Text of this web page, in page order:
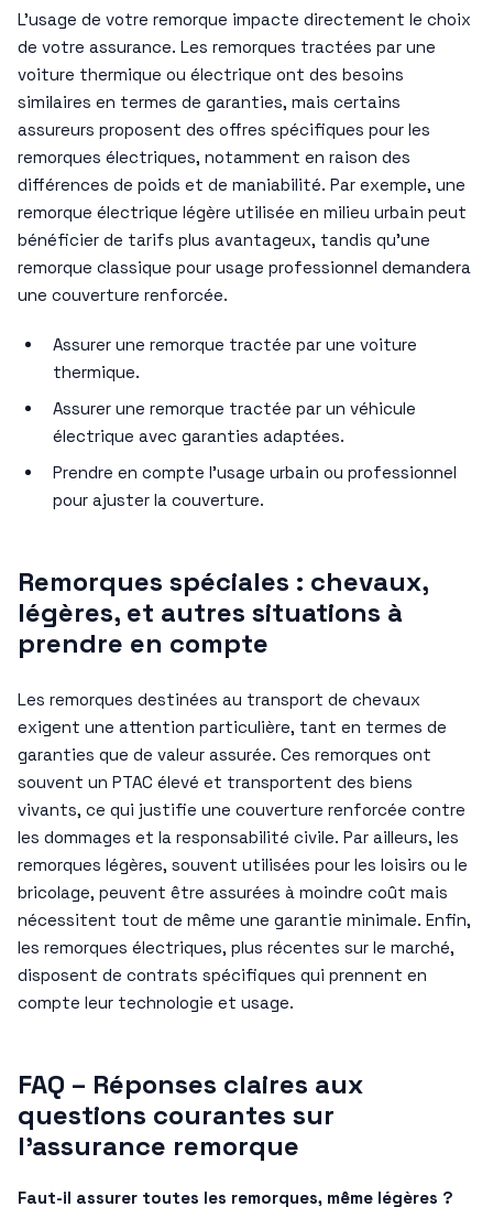
L’usage de votre remorque impacte directement le choix
de votre assurance. Les remorques tractées par une
voiture thermique ou électrique ont des besoins
similaires en termes de garanties, mais certains
assureurs proposent des offres spécifiques pour les
remorques électriques, notamment en raison des
différences de poids et de maniabilité. Par exemple, une
remorque électrique légère utilisée en milieu urbain peut
bénéficier de tarifs plus avantageux, tandis qu’une
remorque classique pour usage professionnel demandera
une couverture renforcée.
Assurer une remorque tractée par une voiture
thermique.
Assurer une remorque tractée par un véhicule
électrique avec garanties adaptées.
Prendre en compte l’usage urbain ou professionnel
pour ajuster la couverture.
Remorques spéciales : chevaux,
légères, et autres situations à
prendre en compte
Les remorques destinées au transport de chevaux
exigent une attention particulière, tant en termes de
garanties que de valeur assurée. Ces remorques ont
souvent un PTAC élevé et transportent des biens
vivants, ce qui justifie une couverture renforcée contre
les dommages et la responsabilité civile. Par ailleurs, les
remorques légères, souvent utilisées pour les loisirs ou le
bricolage, peuvent être assurées à moindre coût mais
nécessitent tout de même une garantie minimale. Enfin,
les remorques électriques, plus récentes sur le marché,
disposent de contrats spécifiques qui prennent en
compte leur technologie et usage.
FAQ – Réponses claires aux
questions courantes sur
l’assurance remorque
Faut-il assurer toutes les remorques, même légères ?